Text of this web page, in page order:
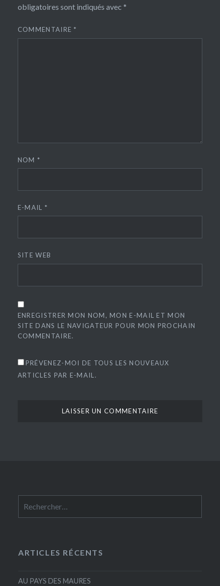
obligatoires sont indiqués avec *
COMMENTAIRE*
NOM*
E-MAIL *
SITE WEB
ENREGISTRER MON NOM, MON E-MAIL ET MON
SITE DANS LE NAVIGATEUR POUR MON PROCHAIN
COMMENTAIRE.
PRÉVENEZ-MOI DE TOUS LES NOUVEAUX
ARTICLES PAR E-MAIL.
ARTICLES RÉCENTS
AU PAYS DES MAURES